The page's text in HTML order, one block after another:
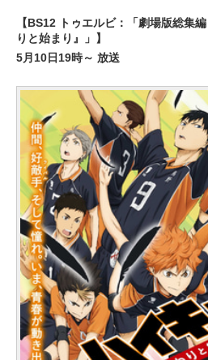
【BS12 トゥエルビ：「劇場版総集
りと始まり』」】
5月10日19時～ 放送